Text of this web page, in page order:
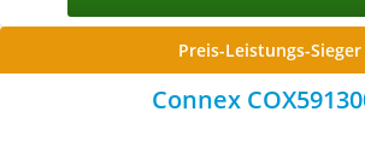
Preis-Leistungs-Sieger
Connex